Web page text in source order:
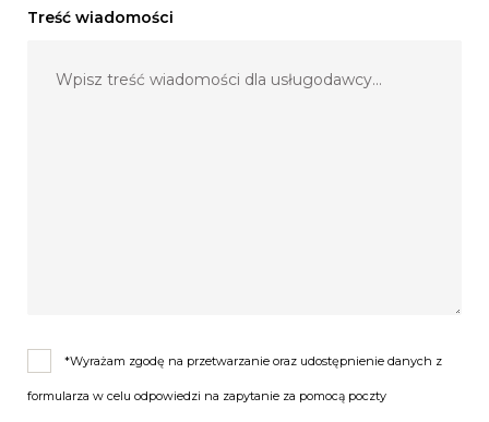
Treść wiadomości
*Wyrażam zgodę na przetwarzanie oraz udostępnienie danych z
formularza w celu odpowiedzi na zapytanie za pomocą poczty